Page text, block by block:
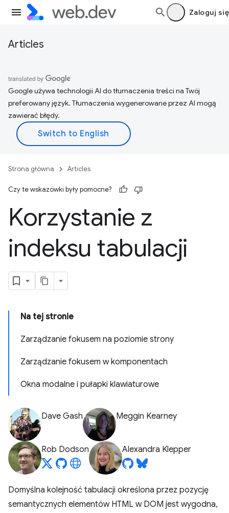
Zaloguj się
Articles
Google używa technologii AI do tłumaczenia treści na Twój
preferowany język. Tłumaczenia wygenerowane przez AI mogą
zawierać błędy.
Strona główna Articles
Czy te wskazówki były pomocne?
Korzystanie z
indeksu tabulacji
Na tej stronie
Zarządzanie fokusem na poziomie strony
Zarządzanie fokusem w komponentach
Okna modalne i pułapki klawiaturowe
Dave Gash Meggin Kearney
Rob Dodson Alexandra Klepper
Domyślna kolejność tabulacji określona przez pozycję
semantycznych elementów HTML w DOM jest wygodna,